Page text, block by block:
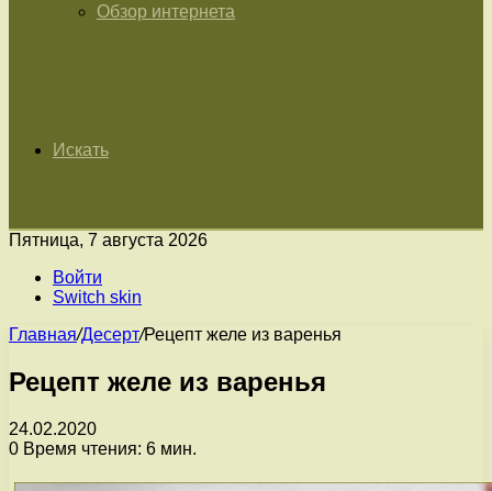
Обзор интернета
Искать
Пятница, 7 августа 2026
Войти
Switch skin
Главная/Десерт/Рецепт желе из варенья
Рецепт желе из варенья
24.02.2020
0 Время чтения: 6 мин.